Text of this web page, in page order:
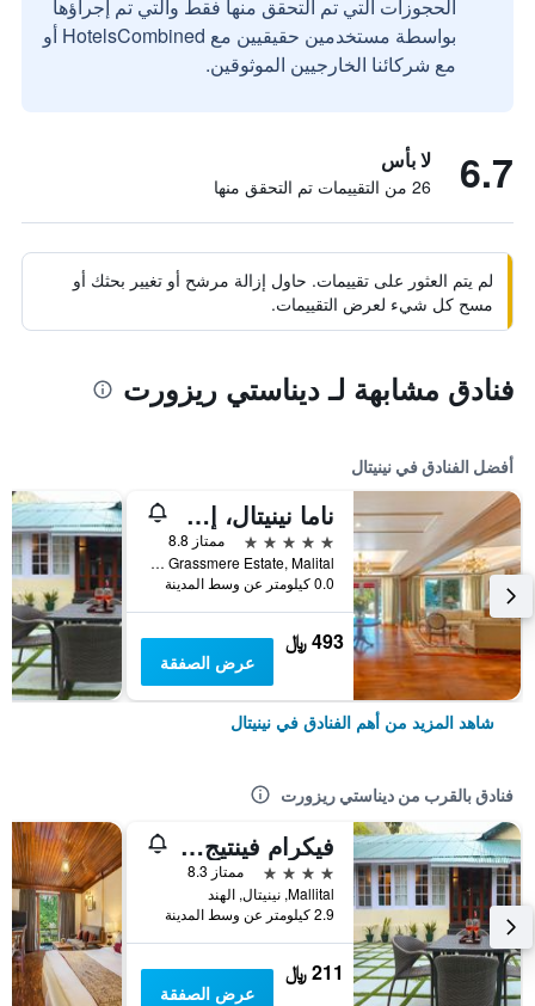
الحجوزات التي تم التحقق منها فقط والتي تم إجراؤها
بواسطة مستخدمين حقيقيين مع HotelsCombined أو
مع شركائنا الخارجيين الموثوقين.
6.7 لا بأس
26 من التقييمات تم التحقق منها
لم يتم العثور على تقييمات. حاول إزالة مرشح أو تغيير بحثك أو
مسح كل شيء لعرض التقييمات.
فنادق مشابهة لـ ديناستي ريزورت
أفضل الفنادق في نينيتال
ناما نينيتال، إميمبر أوف راديسون إنديفيدوالز ريتريتس
5 نجوم
ممتاز 8.8
The Grassmere Estate, Malital, نينيتال, الهند
0.0 كيلومتر عن وسط المدينة
493 ﷼
عرض الصفقة
شاهد المزيد من أهم الفنادق في نينيتال
فنادق بالقرب من ديناستي ريزورت
فيكرام فينتيج إن
4 نجوم
ممتاز 8.3
Mallital, نينيتال, الهند
2.9 كيلومتر عن وسط المدينة
211 ﷼
عرض الصفقة